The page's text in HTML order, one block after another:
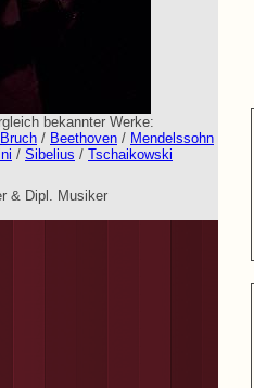
bekannter Werke:
Bruch / Beethoven / Mendelssohn
/ Sibelius / Tschaikowski
& Dipl. Musiker